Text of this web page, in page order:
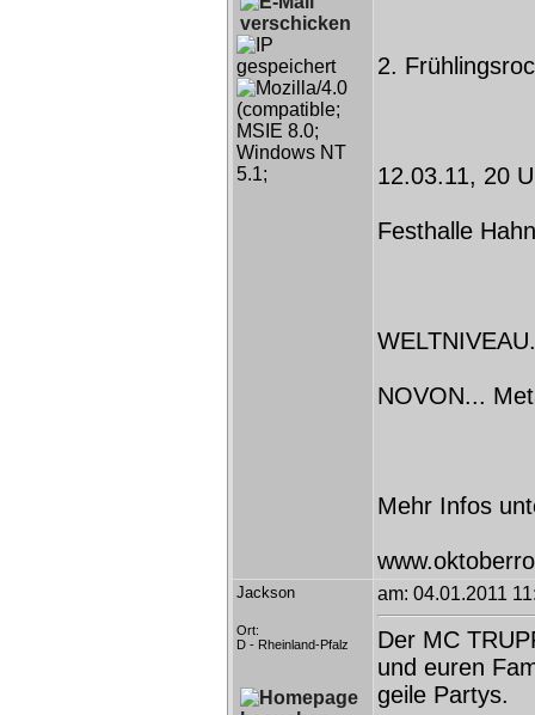
2.
12.03.11, 20
Festhalle
NOVON...
Mehr Infos
Jackson
Ort:
D - Rheinland-Pfalz
am: 04.01.2011
Der MC
und euren
geile Partys.